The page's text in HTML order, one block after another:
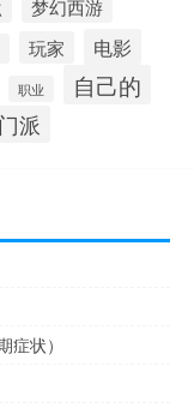
梦幻西游
玩家 电影
职业 自己的
门派
状）